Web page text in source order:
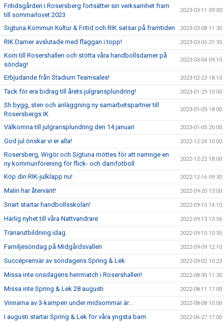
Fritidsgården i Rosersberg fortsätter sin verksamhet fram
till sommarlovet 2023
2023-03-11 09:00
Sigtuna Kommun Kultur & Fritid och RIK satsar på framtiden 2023-03-08 11:30
RIK Damer avslutade med flaggan i topp! 2023-03-05 21:35
Kom till Rosershallen och stötta våra handbollsdamer på
söndag!
2023-03-04 09:10
Erbjudande från Stadium Teamsales! 2023-02-23 18:10
Tack för era bidrag till årets julgransplundring! 2023-01-29 10:00
Sh bygg, sten och anläggning ny samarbetspartner till
Rosersbergs IK
2023-01-09 18:00
Välkomna till julgransplundring den 14 januari 2023-01-05 20:00
God jul önskar vi er alla! 2022-12-24 10:00
Rosersberg, Wigör och Sigtuna möttes för att namnge en
ny kommunförening för flick- och damfotboll
2022-12-22 18:00
Köp din RIK-julklapp nu! 2022-12-16 09:30
Malin har återvänt! 2022-09-20 13:00
Snart startar handbollsskolan! 2022-09-15 14:10
Härlig nyhet till våra Nattvandrare 2022-09-13 13:56
Tränarutbildning idag 2022-09-10 10:35
Familjesöndag på Midgårdsvallen 2022-09-09 12:10
Succépremiär av söndagens Spring & Lek 2022-09-02 10:23
Missa inte onsdagens herrmatch i Rosershallen! 2022-08-30 11:30
Missa inte Spring & Lek 28 augusti 2022-08-11 17:00
Vinnarna av 3-kampen under midsommar är... 2022-08-08 10:00
I augusti startar Spring & Lek för våra yngsta barn 2022-06-27 17:00